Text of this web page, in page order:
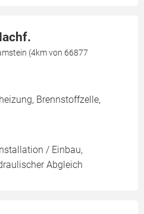
(4km von 66877
Brennstoffzelle,
/ Einbau,
Abgleich